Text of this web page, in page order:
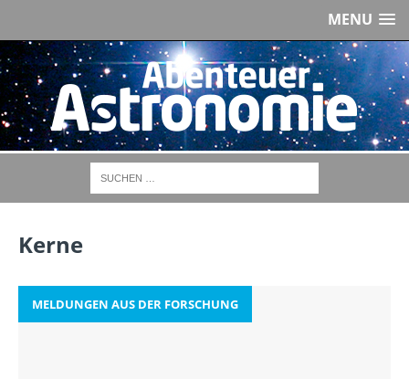
MENU
Kerne
MELDUNGEN AUS DER FORSCHUNG